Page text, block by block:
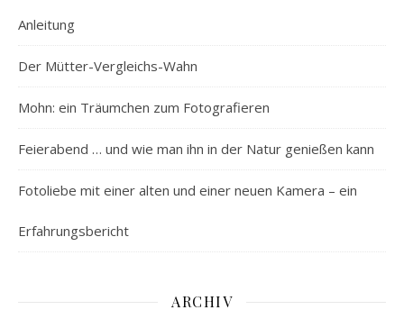
Anleitung
Der Mütter-Vergleichs-Wahn
Mohn: ein Träumchen zum Fotografieren
Feierabend … und wie man ihn in der Natur genießen kann
Fotoliebe mit einer alten und einer neuen Kamera – ein
Erfahrungsbericht
ARCHIV